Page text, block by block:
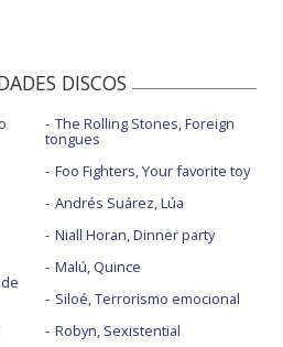
DISCOS
The Rolling Stones, Foreign
tongues
Foo Fighters, Your favorite toy
Andrés Suárez, Lúa
Niall Horan, Dinner party
Malú, Quince
Siloé, Terrorismo emocional
Robyn, Sexistential